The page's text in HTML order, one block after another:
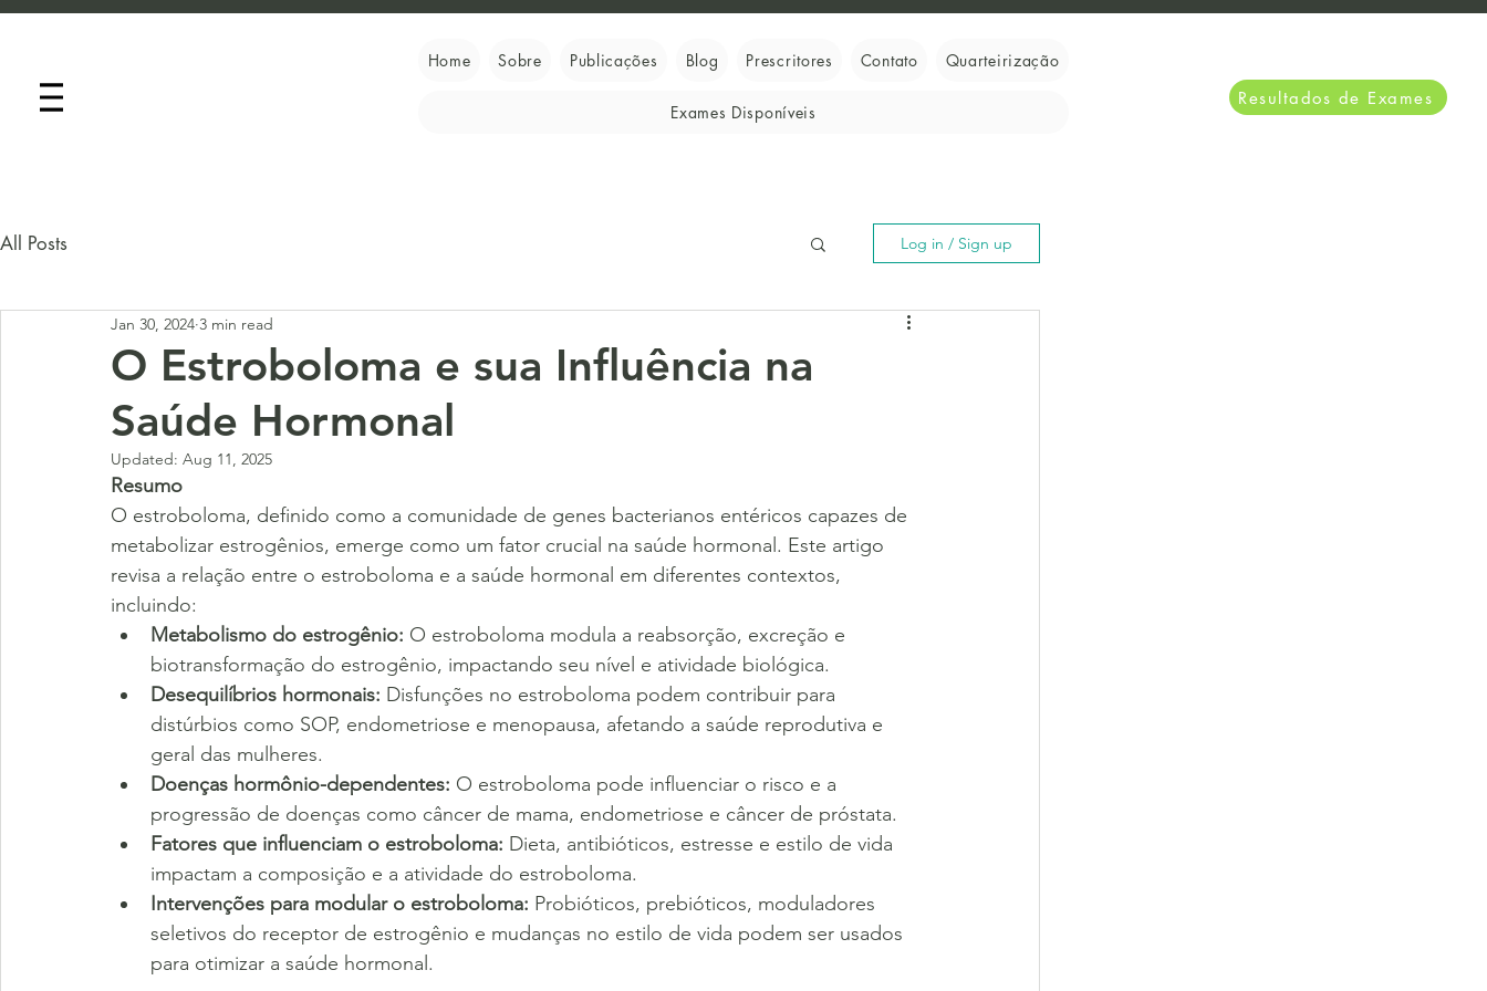
Home Sobre Publicações Blog Prescritores Contato Quarteirização
Exames Disponíveis
Resultados de Exames
All Posts Log in / Sign up
O Estroboloma e sua Influência na
Saúde Hormonal
Jan 30, 2024 3 min read
Updated: Aug 11, 2025
Resumo
O estroboloma, definido como a comunidade de genes bacterianos entéricos capazes de
metabolizar estrogênios, emerge como um fator crucial na saúde hormonal. Este artigo
revisa a relação entre o estroboloma e a saúde hormonal em diferentes contextos,
incluindo:
Metabolismo do estrogênio: O estroboloma modula a reabsorção, excreção e
biotransformação do estrogênio, impactando seu nível e atividade biológica.
Desequilíbrios hormonais: Disfunções no estroboloma podem contribuir para
distúrbios como SOP, endometriose e menopausa, afetando a saúde reprodutiva e
geral das mulheres.
Doenças hormônio-dependentes: O estroboloma pode influenciar o risco e a
progressão de doenças como câncer de mama, endometriose e câncer de próstata.
Fatores que influenciam o estroboloma: Dieta, antibióticos, estresse e estilo de vida
impactam a composição e a atividade do estroboloma.
Intervenções para modular o estroboloma: Probióticos, prebióticos, moduladores
seletivos do receptor de estrogênio e mudanças no estilo de vida podem ser usados
para otimizar a saúde hormonal.